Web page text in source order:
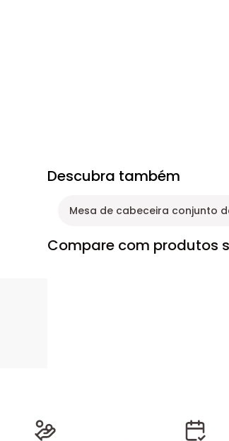
Descubra também
Mesa de cabeceira conjunto
Compare com produtos